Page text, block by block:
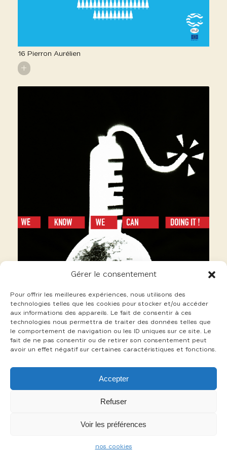
Gérer le consentement
Pour offrir les meilleures expériences, nous utilisons des
technologies telles que les cookies pour stocker et/ou accéder
aux informations des appareils. Le fait de consentir à ces
technologies nous permettra de traiter des données telles que
le comportement de navigation ou les ID uniques sur ce site. Le
fait de ne pas consentir ou de retirer son consentement peut
avoir un effet négatif sur certaines caractéristiques et fonctions.
Accepter
Refuser
Voir les préférences
nos cookies
16 Pierron Aurélien
+
23 Sarfis Thierry
cookies